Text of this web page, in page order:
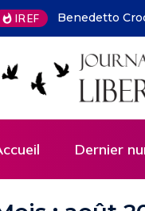
IREF
pour la nouvelle Italie
Dernier